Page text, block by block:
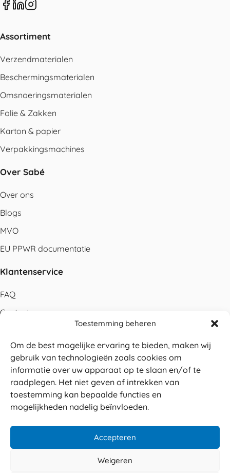
Toestemming beheren
Om de best mogelijke ervaring te bieden, maken wij
gebruik van technologieën zoals cookies om
informatie over uw apparaat op te slaan en/of te
raadplegen. Het niet geven of intrekken van
toestemming kan bepaalde functies en
mogelijkheden nadelig beïnvloeden.
Accepteren
Weigeren
Assortiment
Verzendmaterialen
Beschermingsmaterialen
Omsnoeringsmaterialen
Folie & Zakken
Karton & papier
Verpakkingsmachines
Over Sabé
Over ons
Blogs
MVO
EU PPWR documentatie
Klantenservice
FAQ
Contact
Betalen
Levering
Retouren
Service en garantie
Veilig betalen